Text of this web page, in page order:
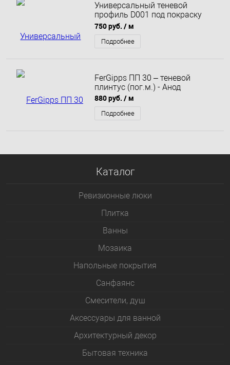
Универсальный теневой
профиль D001 под покраску
Decaro Engineering
750 руб. / м
Подробнее
FerGipps ПП 30 – теневой
плинтус (пог.м.) - Анод
880 руб. / м
Подробнее
Каталог
Ревизионные люки
Плитка
Bанны
Мозаика
Напольные покрытия
Санфаянс
Смесители, душ
Аксессуары для ванной
Архитектурный декор
Бытовая техника